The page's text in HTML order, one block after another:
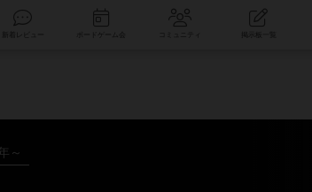
コミュニティ
～